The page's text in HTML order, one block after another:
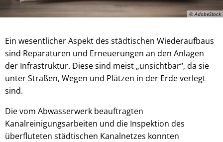
© AdobeStock
Ein wesentlicher Aspekt des städtischen Wiederaufbaus
sind Reparaturen und Erneuerungen an den Anlagen
der Infrastruktur. Diese sind meist „unsichtbar“, da sie
unter Straßen, Wegen und Plätzen in der Erde verlegt
sind.
Die vom Abwasserwerk beauftragten
Kanalreinigungsarbeiten und die Inspektion des
überfluteten städtischen Kanalnetzes konnten